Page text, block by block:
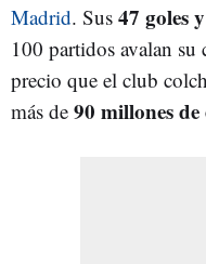
Madrid. Sus 47 goles
100 partidos avalan
precio que el club
más de 90 millones de